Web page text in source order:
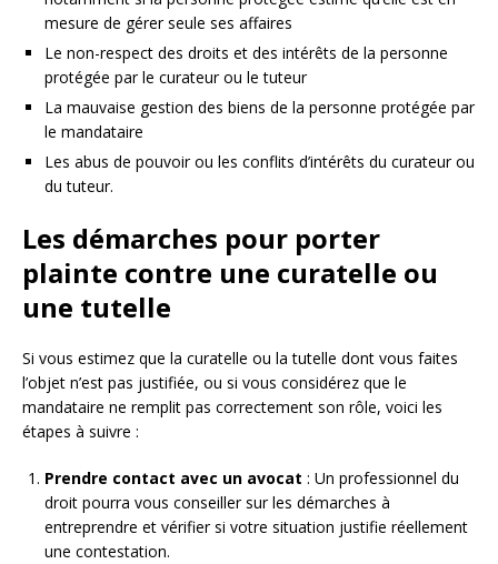
mesure de gérer seule ses affaires
Le non-respect des droits et des intérêts de la personne
protégée par le curateur ou le tuteur
La mauvaise gestion des biens de la personne protégée par
le mandataire
Les abus de pouvoir ou les conflits d’intérêts du curateur ou
du tuteur.
Les démarches pour porter
plainte contre une curatelle ou
une tutelle
Si vous estimez que la curatelle ou la tutelle dont vous faites
l’objet n’est pas justifiée, ou si vous considérez que le
mandataire ne remplit pas correctement son rôle, voici les
étapes à suivre :
Prendre contact avec un avocat : Un professionnel du
droit pourra vous conseiller sur les démarches à
entreprendre et vérifier si votre situation justifie réellement
une contestation.